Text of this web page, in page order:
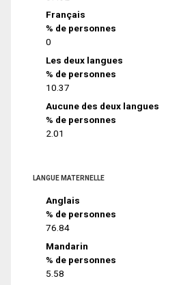
Français
% de personnes
0
Les deux langues
% de personnes
10.37
Aucune des deux langues
% de personnes
2.01
LANGUE MATERNELLE
Anglais
% de personnes
76.84
Mandarin
% de personnes
5.58